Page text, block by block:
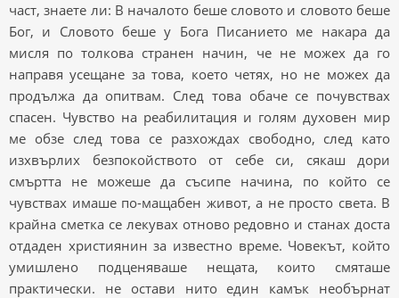
част, знаете ли: В началото беше словото и словото беше
Бог, и Словото беше у Бога Писанието ме накара да
мисля по толкова странен начин, че не можех да го
направя усещане за това, което четях, но не можех да
продължа да опитвам. След това обаче се почувствах
спасен. Чувство на реабилитация и голям духовен мир
ме обзе след това се разхождах свободно, след като
изхвърлих безпокойството от себе си, сякаш дори
смъртта не можеше да съсипе начина, по който се
чувствах имаше по-мащабен живот, а не просто света. В
крайна сметка се лекувах отново редовно и станах доста
отдаден християнин за известно време. Човекът, който
умишлено подценяваше нещата, които смяташе
практически. не остави нито един камък необърнат